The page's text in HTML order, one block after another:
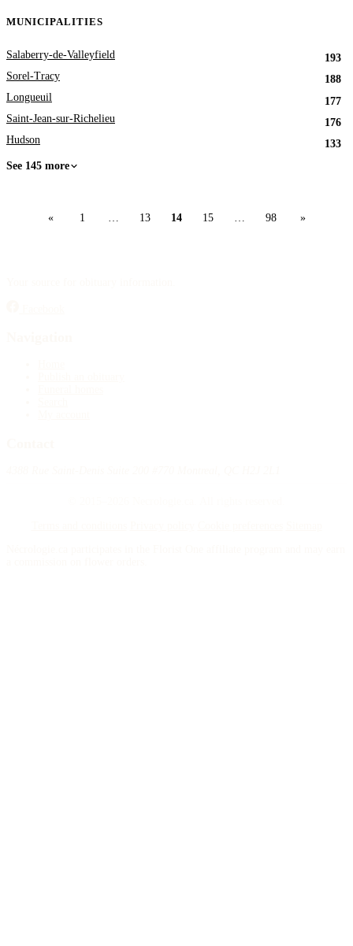
MUNICIPALITIES
Salaberry-de-Valleyfield
193
Sorel-Tracy
188
Longueuil
177
Saint-Jean-sur-Richelieu
176
Hudson
133
See 145 more
« 1 13 14 15 98 »